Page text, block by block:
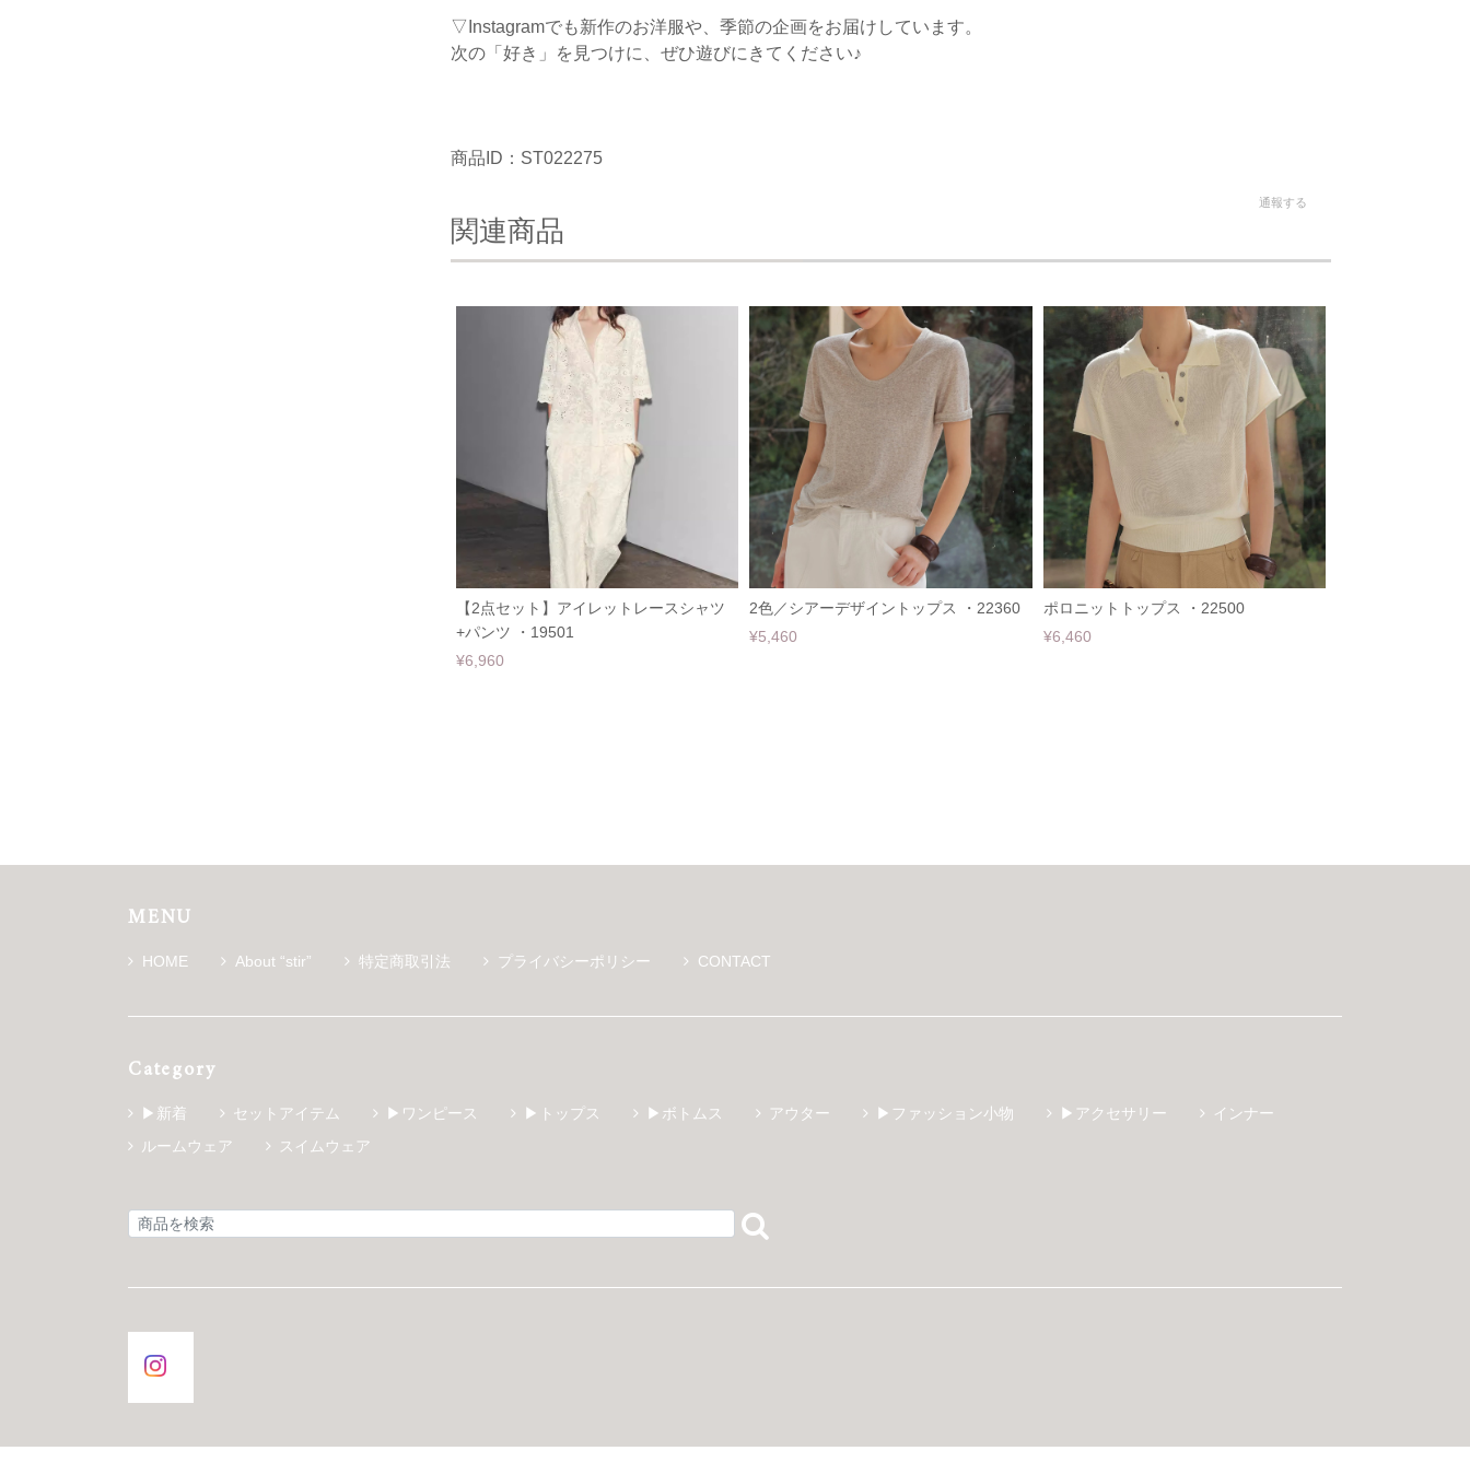
▽Instagramでも新作のお洋服や、季節の企画をお届けしています。
次の「好き」を見つけに、ぜひ遊びにきてください♪
商品ID：ST022275
通報する
関連商品
【2点セット】アイレットレースシャツ
+パンツ ・19501
¥6,960
2色／シアーデザイントップス ・22360
¥5,460
ポロニットトップス ・22500
¥6,460
MENU
HOME About “stir” 特定商取引法 プライバシーポリシー CONTACT
Category
▶新着 セットアイテム ▶ワンピース ▶トップス ▶ボトムス アウター ▶ファッション小物 ▶アクセサリー
インナー
ルームウェア
スイムウェア